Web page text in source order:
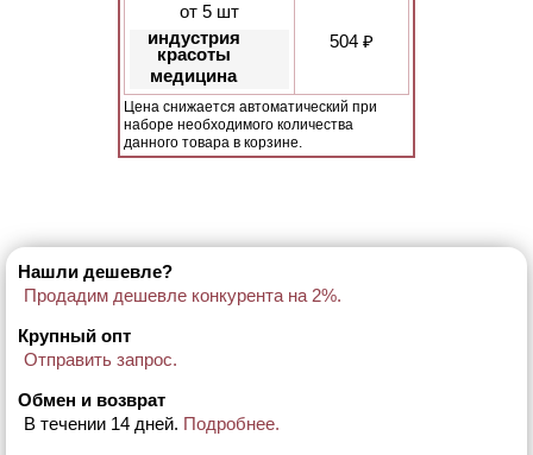
от 5 шт
индустрия
красоты
медицина
504 ₽
Цена снижается автоматический при
наборе необходимого количества
данного товара в корзине.
Нашли дешевле?
Продадим дешевле конкурента на 2%.
Крупный опт
Отправить запрос.
Обмен и возврат
В течении 14 дней. Подробнее.